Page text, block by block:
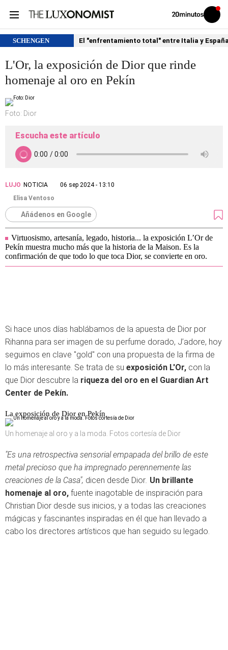
Volver
Iniciar
sesión
SCHENGEN El "enfrentamiento total" entre Italia y
L'Or, la exposición de Dior que rinde
homenaje al oro en Pekín
Foto: Dior
Escucha este artículo
LUJO NOTICIA
06 sep 2024 - 13:10
Elisa Ventoso
Añádenos en Google
Virtuosismo, artesanía, legado, historia... la exposición L’Or de
Pekín muestra mucho más que la historia de la Maison. Es la
confirmación de que todo lo que toca Dior, se convierte en oro.
Si hace unos días hablábamos de la apuesta de Dior por
Rihanna para ser imagen de su perfume dorado, J’adore, hoy
seguimos en clave "gold" con una propuesta de la firma de
lo más interesante. Se trata de su exposición L'Or, con la
que Dior descubre la riqueza del oro en el Guardian Art
Center de Pekín.
La exposición de Dior en Pekín
Un homenaje al oro y a la moda. Fotos cortesía de Dior
"Es una retrospectiva sensorial empapada del brillo de este
metal precioso que ha impregnado perennemente las
creaciones de la Casa", dicen desde Dior. Un brillante
homenaje al oro, fuente inagotable de inspiración para
Christian Dior desde sus inicios, y a todas las creaciones
mágicas y fascinantes inspiradas en él que han llevado a
cabo los directores artísticos que han seguido su legado.